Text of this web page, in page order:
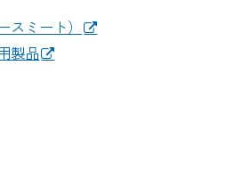
ミート）
製品